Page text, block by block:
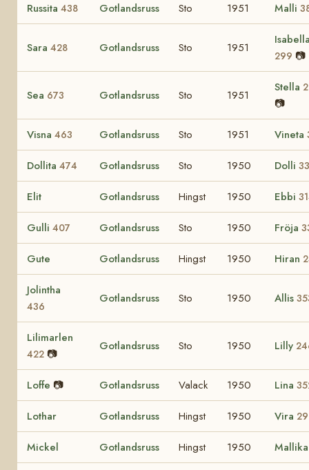
Russita 438 Gotlandsruss Sto 1951 Malli
Sara 428 Gotlandsruss Sto 1951
299 📷
Sea 673 Gotlandsruss Sto 1951
Stella
📷
Visna 463 Gotlandsruss Sto 1951 Vineta
Dollita 474 Gotlandsruss Sto 1950 Dolli
Elit Gotlandsruss Hingst 1950 Ebbi
Gulli 407 Gotlandsruss Sto 1950 Fröja
Gute Gotlandsruss Hingst 1950 Hiran
Jolintha
436
Gotlandsruss Sto 1950 Allis
Lilimarlen
422 📷
Gotlandsruss Sto 1950 Lilly
Loffe 📷 Gotlandsruss Valack 1950 Lina
Lothar Gotlandsruss Hingst 1950 Vira
Mickel Gotlandsruss Hingst 1950